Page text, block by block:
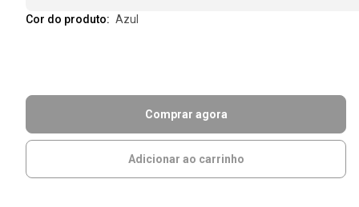
Cor do produto: azul
Comprar agora
Adicionar ao carrinho